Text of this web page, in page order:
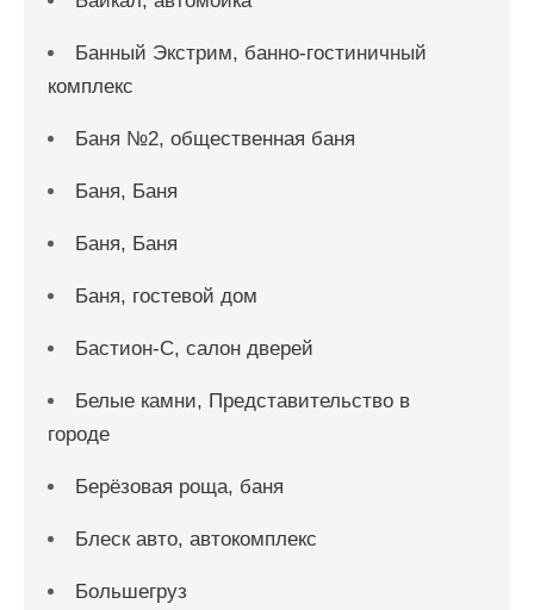
Банный Экстрим, банно-гостиничный
комплекс
Баня №2, общественная баня
Баня, Баня
Баня, Баня
Баня, гостевой дом
Бастион-С, салон дверей
Белые камни, Представительство в
городе
Берёзовая роща, баня
Блеск авто, автокомплекс
Большегруз